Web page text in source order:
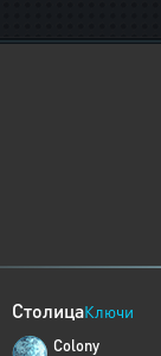
СтолицаКлючи
Colony